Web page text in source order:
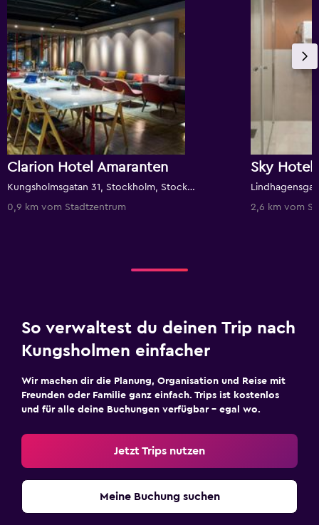
Clarion Hotel Amaranten
Kungsholmsgatan 31, Stockholm, Stockholms län, Schweden
0,9 km vom Stadtzentrum
2,6 km vom
So verwaltest du deinen Trip nach
Kungsholmen einfacher
Wir machen dir die Planung, Organisation und Reise mit
Freunden oder Familie ganz einfach. Trips ist kostenlos
und für alle deine Buchungen verfügbar – egal wo.
Jetzt Trips nutzen
Meine Buchung suchen